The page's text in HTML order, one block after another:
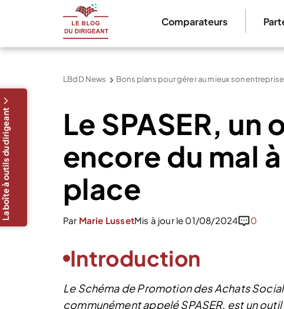
Comparateurs
LBdD News Bons plans pour gérer au mieux son entreprise
Le SPASER, un
encore du mal
place
Par Marie LussetMis à jour le 01/08/2024 0
Introduction
Le Schéma de Promotion des Achats
communément appelé SPASER, est un
La boîte à outils du dirigeant